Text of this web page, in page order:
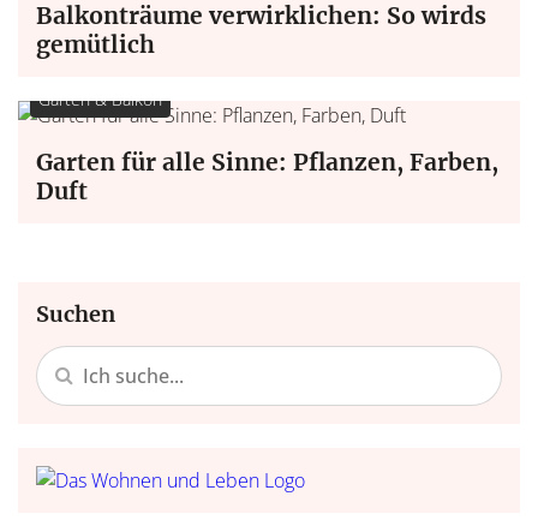
Balkonträume verwirklichen: So wirds
gemütlich
Garten & Balkon
Garten für alle Sinne: Pflanzen, Farben,
Duft
Suchen